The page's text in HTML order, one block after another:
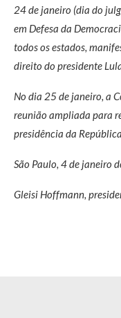
24 de janeiro (dia do
em Defesa da
todos os estados,
direito do presidente
No dia 25 de janeiro, a
reunião ampliada para
presidência da
São Paulo, 4 de janeiro
Gleisi Hoffmann,